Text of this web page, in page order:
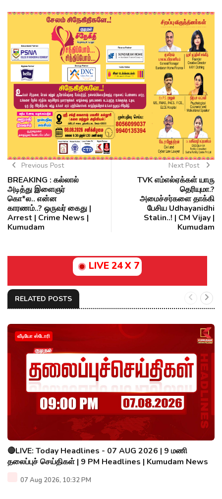
Previous Post
BREAKING : கல்லால்
அடித்து இளைஞர்
கொ*ல.. என்ன
காரணம்..? ஒருவர் கைது |
Arrest | Crime News |
Kumudam
Next Post
TVK எம்எல்ஏக்கள் யாரு
தெரியுமா.?
அமைச்சர்களை தாக்கி
பேசிய Udhayanidhi
Stalin..! | CM Vijay |
Kumudam
LIVE 24 X 7
RELATED POSTS
வீடியோ ஸ்டோரி
🔴LIVE: Today Headlines - 07 AUG 2026 | 9 மணி
தலைப்புச் செய்திகள் | 9 PM Headlines | Kumudam News
07 Aug 2026, 10:32 PM